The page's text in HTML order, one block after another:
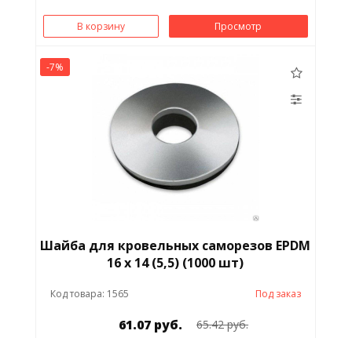
В корзину Просмотр
-7%
Шайба для кровельных саморезов EPDM
16 x 14 (5,5) (1000 шт)
Код товара: 1565 Под заказ
61.07 руб. 65.42 руб.